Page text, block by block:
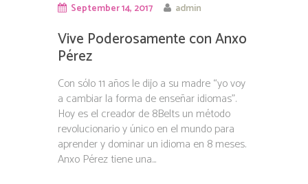
September 14, 2017 admin
Vive Poderosamente con Anxo
Pérez
Con sólo 11 años le dijo a su madre “yo voy
a cambiar la forma de enseñar idiomas”.
Hoy es el creador de 8Belts un método
revolucionario y único en el mundo para
aprender y dominar un idioma en 8 meses.
Anxo Pérez tiene una...